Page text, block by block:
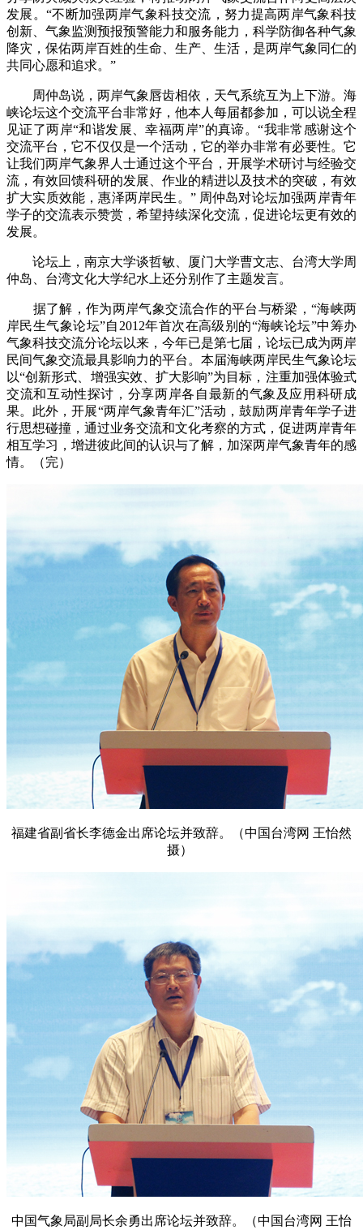
发展。“不断加强两岸气象科技交流，努力提高两岸气象科技
创新、气象监测预报预警能力和服务能力，科学防御各种气象
降灾，保佑两岸百姓的生命、生产、生活，是两岸气象同仁的
共同心愿和追求。”
周仲岛说，两岸气象唇齿相依，天气系统互为上下游。海
峡论坛这个交流平台非常好，他本人每届都参加，可以说全程
见证了两岸“和谐发展、幸福两岸”的真谛。“我非常感谢这个
交流平台，它不仅仅是一个活动，它的举办非常有必要性。它
让我们两岸气象界人士通过这个平台，开展学术研讨与经验交
流，有效回馈科研的发展、作业的精进以及技术的突破，有效
扩大实质效能，惠泽两岸民生。” 周仲岛对论坛加强两岸青年
学子的交流表示赞赏，希望持续深化交流，促进论坛更有效的
发展。
论坛上，南京大学谈哲敏、厦门大学曹文志、台湾大学周
仲岛、台湾文化大学纪水上还分别作了主题发言。
据了解，作为两岸气象交流合作的平台与桥梁，“海峡两
岸民生气象论坛”自2012年首次在高级别的“海峡论坛”中筹办
气象科技交流分论坛以来，今年已是第七届，论坛已成为两岸
民间气象交流最具影响力的平台。本届海峡两岸民生气象论坛
以“创新形式、增强实效、扩大影响”为目标，注重加强体验式
交流和互动性探讨，分享两岸各自最新的气象及应用科研成
果。此外，开展“两岸气象青年汇”活动，鼓励两岸青年学子进
行思想碰撞，通过业务交流和文化考察的方式，促进两岸青年
相互学习，增进彼此间的认识与了解，加深两岸气象青年的感
情。（完）
福建省副省长李德金出席论坛并致辞。（中国台湾网 王怡然
摄）
中国气象局副局长余勇出席论坛并致辞。（中国台湾网 王怡